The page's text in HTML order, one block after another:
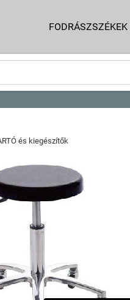
FODRÁSZSZÉKEK
és kiegészítők